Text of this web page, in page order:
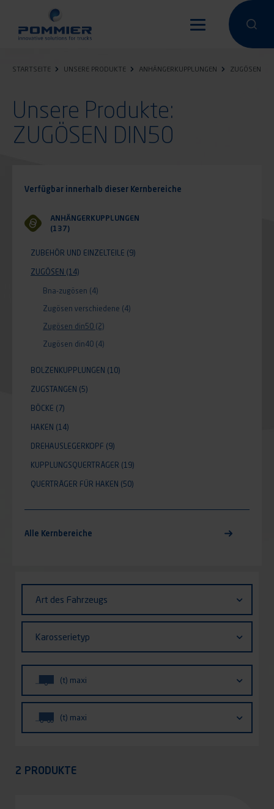
Inhalt
Eine
Eine
STARTSEITE UNSERE PRODUKTE ANHÄNGERKUPPLUNGEN ZUGÖSEN
Unsere Produkte:
ZUGÖSEN DIN50
des
Fahrzeugs
Art des Fahrzeugs
Karosserietyp
maxi
(t) maxi
maxi
(t) maxi
2 PRODUKTE
Verfügbar innerhalb dieser Kernbereiche
ANHÄNGERKUPPLUNGEN
(137)
ZUBEHÖR UND EINZELTEILE (9)
ZUGÖSEN (14)
Bna-zugösen (4)
Zugösen verschiedene (4)
Zugösen din50 (2)
Zugösen din40 (4)
BOLZENKUPPLUNGEN (10)
ZUGSTANGEN (5)
BÖCKE (7)
HAKEN (14)
DREHAUSLEGERKOPF (9)
KUPPLUNGSQUERTRÄGER (19)
QUERTRÄGER FÜR HAKEN (50)
Alle Kernbereiche